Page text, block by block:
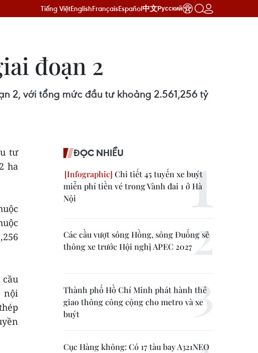
Tiếng ViệtEnglishFrançaisEspañol中文Русский
đoạn 2
2, với tổng mức đầu tư khoảng 2.561,256 tỷ
tư
ha
nội
ĐỌC NHIỀU
Chi tiết 45 tuyến xe buýt
miễn phí tiền vé trong Vành đai 1 ở Hà
Nội
Các cầu vượt sông Hồng, sông Đuống sẽ
thông xe trước Hội nghị APEC 2027
Thành phố Hồ Chí Minh phát hành thẻ
giao thông công cộng cho metro và xe
buýt
Cục Hàng không: Có 17 tàu bay A321NEO